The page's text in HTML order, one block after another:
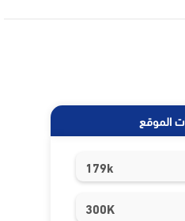
الموقع
179k
300K